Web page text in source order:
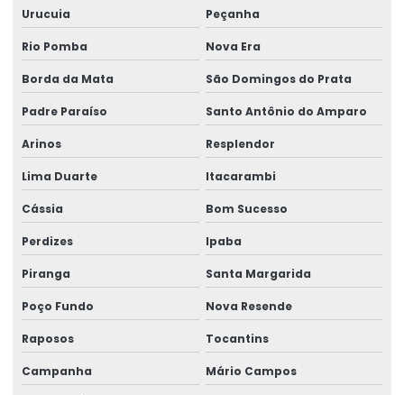
Perícia trabalhista empresarial
Perícia trabalhista insalubridade
Perícia trabalhista periculosidade
Perícia trabalhista e previdenciária
Perícias clínicas
Perícias médicas e de engenharia
Perícias de postos de trabalho
Perícias trabalhistas
Perícias de verificação de capacidade
Urucuia Peçanha
Rio Pomba Nova Era
Borda da Mata São Domingos do Prata
Padre Paraíso Santo Antônio do Amparo
Arinos Resplendor
Lima Duarte Itacarambi
Cássia Bom Sucesso
Perdizes Ipaba
Piranga Santa Margarida
Poço Fundo Nova Resende
Raposos Tocantins
Campanha Mário Campos